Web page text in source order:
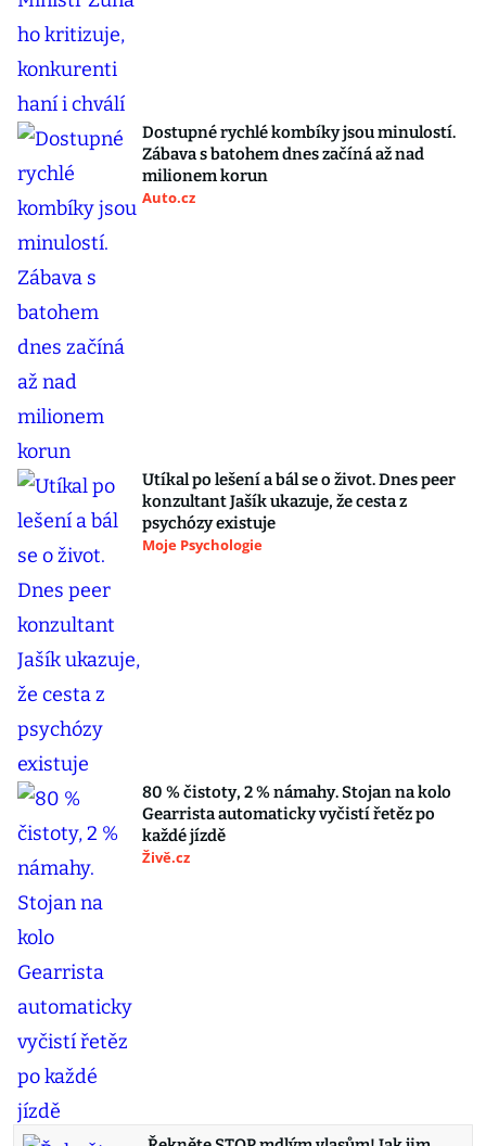
Dostupné rychlé kombíky jsou minulostí.
Zábava s batohem dnes začíná až nad
milionem korun
Auto.cz
Utíkal po lešení a bál se o život. Dnes peer
konzultant Jašík ukazuje, že cesta z
psychózy existuje
Moje Psychologie
80 % čistoty, 2 % námahy. Stojan na kolo
Gearrista automaticky vyčistí řetěz po
každé jízdě
Živě.cz